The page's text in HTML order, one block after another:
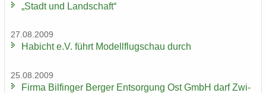
„Stadt und Land­schaft“
27.08.2009
Ha­bicht e.V. führt Mo­dell­flug­schau durch
25.08.2009
Firma Bil­fin­ger Ber­ger Ent­sor­gung Ost GmbH darf Zwi­